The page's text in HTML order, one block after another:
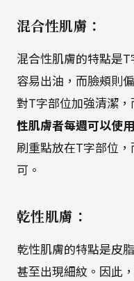
混合性肌膚：
混合性肌膚的特點是T
容易出油，而臉頰則
對T字部位加強清潔，
性肌膚者每週可以使
刷重點放在T字部位
可。
乾性肌膚：
乾性肌膚的特點是皮
甚至出現細紋。因此